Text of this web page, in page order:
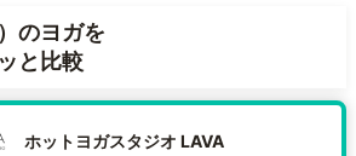
のヨガを
と比較
ホットヨガスタジオ LAVA